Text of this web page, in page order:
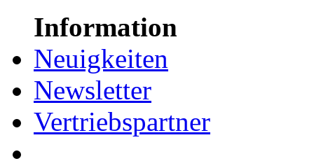
Information
Neuigkeiten
Newsletter
Vertriebspartner